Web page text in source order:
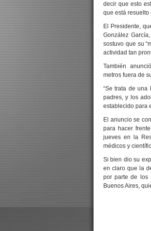
decir que esto
que está resuelto
El Presidente,
González
sostuvo que su
actividad tan
También
metros fuera de
“Se trata de
padres, y los
establecido para
El anuncio se
para hacer
jueves en la
médicos y
Si bien dio su
en claro que la
por parte de los
Buenos Aires,